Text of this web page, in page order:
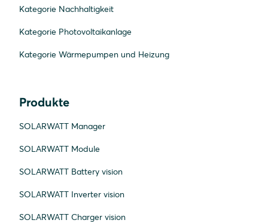
Kategorie Nachhaltigkeit
Kategorie Photovoltaikanlage
Kategorie Wärmepumpen und Heizung
Produkte
SOLARWATT Manager
SOLARWATT Module
SOLARWATT Battery vision
SOLARWATT Inverter vision
SOLARWATT Charger vision